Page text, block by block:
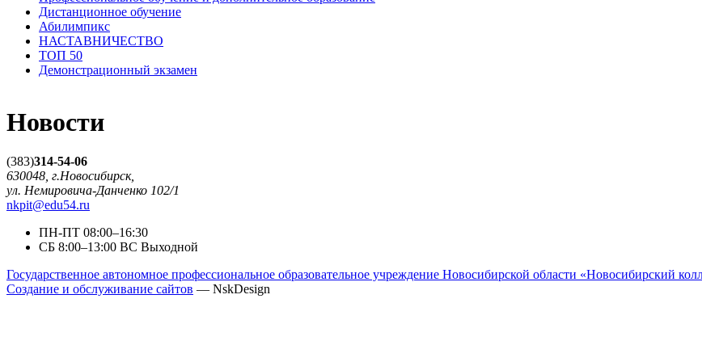
Дистанционное обучение
Абилимпикс
НАСТАВНИЧЕСТВО
ТОП 50
Демонстрационный экзамен
Новости
(383)314-54-06
630048, г.Новосибирск,
ул. Немировича-Данченко 102/1
nkpit@edu54.ru
ПН-ПТ 08:00–16:30
CБ 8:00–13:00 ВС Выходной
Государственное автономное профессиональное образовательное учреждение Новосибирской области «Новосибирский
Создание и обслуживание сайтов — NskDesign